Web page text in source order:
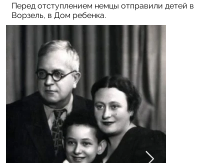
Перед отступлением немцы отправили детей в
Ворзель, в Дом ребенка.